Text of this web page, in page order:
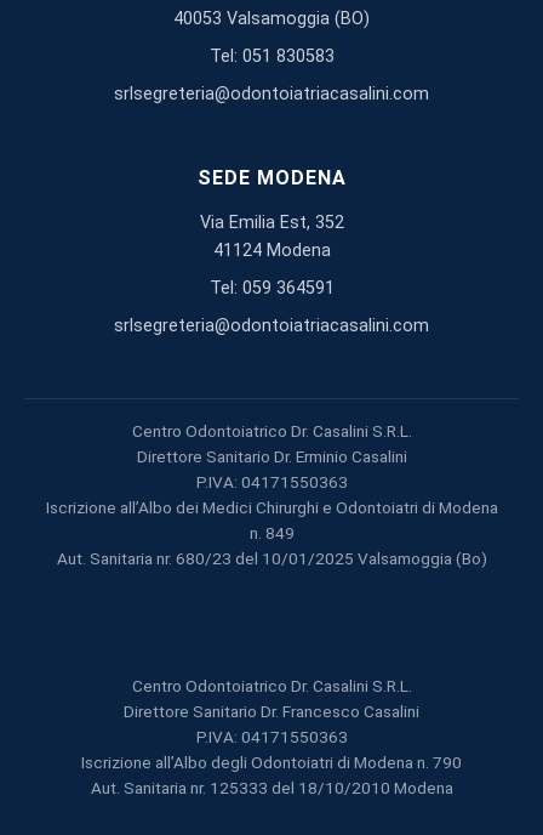
40053 Valsamoggia (BO)
Tel: 051 830583
srlsegreteria@odontoiatriacasalini.com
SEDE MODENA
Via Emilia Est, 352
41124 Modena
Tel: 059 364591
srlsegreteria@odontoiatriacasalini.com
Centro Odontoiatrico Dr. Casalini S.R.L.
Direttore Sanitario Dr. Erminio Casalini
P.IVA: 04171550363
Iscrizione all’Albo dei Medici Chirurghi e Odontoiatri di Modena
n. 849
Aut. Sanitaria nr. 680/23 del 10/01/2025 Valsamoggia (Bo)
Centro Odontoiatrico Dr. Casalini S.R.L.
Direttore Sanitario Dr. Francesco Casalini
P.IVA: 04171550363
Iscrizione all’Albo degli Odontoiatri di Modena n. 790
Aut. Sanitaria nr. 125333 del 18/10/2010 Modena